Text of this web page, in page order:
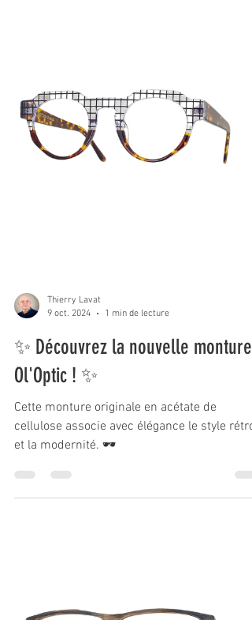
Thierry Lavat
9 oct. 2024
1 min de lecture
✨ Découvrez la nouvelle monture
Ol'Optic ! ✨
Cette monture originale en acétate de
cellulose associe avec élégance le style rétro
et la modernité. 🕶️